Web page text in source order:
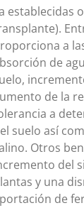
establecidas
a
de
de la
a
suelo así
Otros
del
y una
de